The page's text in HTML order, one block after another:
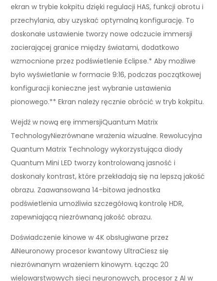
ekran w trybie kokpitu dzięki regulacji HAS, funkcji obrotu i
przechylania, aby uzyskać optymalną konfigurację. To
doskonałe ustawienie tworzy nowe odczucie immersji
zacierającej granice między światami, dodatkowo
wzmocnione przez podświetlenie Eclipse.* Aby możliwe
było wyświetlanie w formacie 9:16, podczas początkowej
konfiguracji konieczne jest wybranie ustawienia
pionowego.** Ekran należy ręcznie obrócić w tryb kokpitu.
Wejdź w nową erę immersjiQuantum Matrix
TechnologyNiezrównane wrażenia wizualne. Rewolucyjna
Quantum Matrix Technology wykorzystująca diody
Quantum Mini LED tworzy kontrolowaną jasność i
doskonały kontrast, które przekładają się na lepszą jakość
obrazu. Zaawansowana 14-bitowa jednostka
podświetlenia umożliwia szczegółową kontrolę HDR,
zapewniającą niezrównaną jakość obrazu.
Doświadczenie kinowe w 4K obsługiwane przez
AINeuronowy procesor kwantowy UltraCiesz się
niezrównanym wrażeniem kinowym. Łącząc 20
wielowarstwowych sieci neuronowych, procesor z AI w